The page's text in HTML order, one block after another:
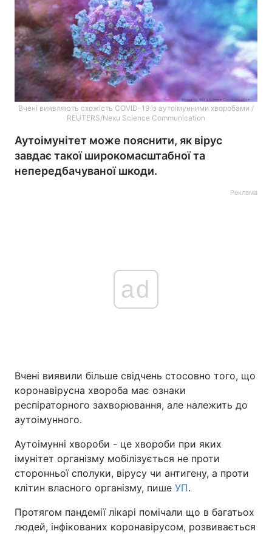
Вчені виявляють схожість COVID-19 із аутоімунними хворобами /
REUTERS/Nexu Science Communication
Аутоімунітет може пояснити, як вірус
завдає такої широкомасштабної та
непередбачуваної шкоди.
Реклама
ad
Вчені виявили більше свідчень стосовно того, що
коронавірусна хвороба має ознаки
респіраторного захворювання, але належить до
аутоімунного.
Аутоімунні хвороби - це хвороби при яких
імунітет організму мобілізується не проти
сторонньої сполуки, вірусу чи антигену, а проти
клітин власного організму, пише УП.
Протягом пандемії лікарі помічали що в багатьох
людей, інфікованих коронавірусом, розвивається